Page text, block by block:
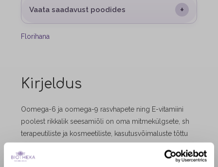
Vaata saadavust poodides +
Florihana
Kirjeldus
Oomega-6 ja oomega-9 rasvhapete ning E-vitamiini
poolest rikkalik seesamiõli on oma mitmekülgsete, sh
terapeutiliste ja kosmeetiliste, kasutusvõimaluste tõttu
Selline koostis annab õlile niisutavad, kaitsvad,